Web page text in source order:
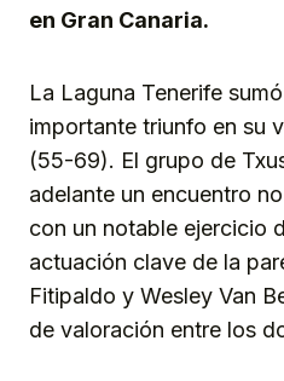
en Gran Canaria.
La Laguna Tenerife
importante triunfo en su
(55-69). El grupo de
adelante un encuentro
con un notable ejercicio
actuación clave de la
Fitipaldo y Wesley Van
de valoración entre los